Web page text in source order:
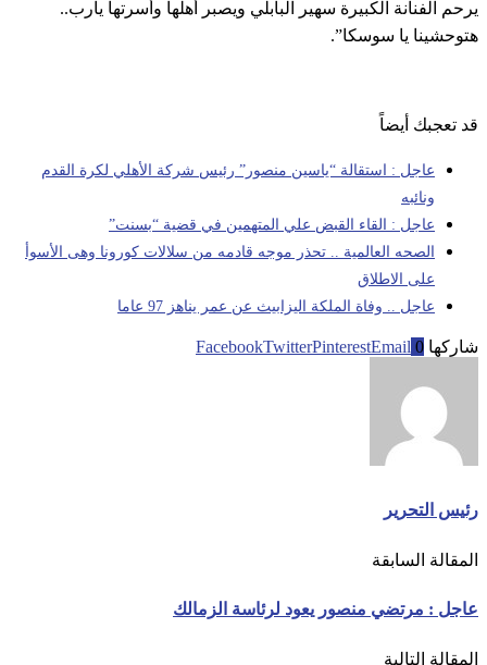
يرحم الفنانة الكبيرة سهير البابلي ويصبر أهلها وأسرتها يارب..
هتوحشينا يا سوسكا”.
قد تعجبك أيضاً
عاجل : استقالة “ياسين منصور” رئيس شركة الأهلي لكرة القدم
ونائبه
عاجل : القاء القبض علي المتهمين في قضية “بسنت”
الصحه العالمية .. تحذر موجه قادمه من سلالات كورونا وهى الأسوأ
على الاطلاق
عاجل .. وفاة الملكة اليزابيث عن عمر يناهز 97 عاما
شاركها 0
FacebookTwitterPinterestEmail
رئيس التحرير
المقالة السابقة
عاجل : مرتضي منصور يعود لرئاسة الزمالك
المقالة التالية